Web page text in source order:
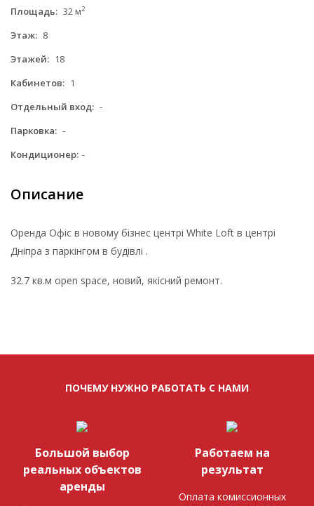
Площадь: 32 м2
Этаж: 8
Этажей: 18
Кабинетов: 1
Отдельный вход: -
Парковка: -
Кондиционер: -
Описание
Оренда Офіс в новому бізнес центрі White Loft в центрі
Дніпра з паркінгом в будівлі .
32.7 кв.м open space, новий, якісний ремонт.
ПОЧЕМУ НУЖНО РАБОТАТЬ С НАМИ
Большой выбор
реальных объектов
аренды
Работаем на
результат
Оплата комиссионных